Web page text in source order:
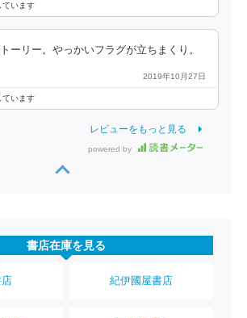
ています
ーリー。やっかいフラグが立ちまくり。
2019年10月27日
ています
レビューをもっと見る
powered by
書店在庫を見る
紀伊國屋書店